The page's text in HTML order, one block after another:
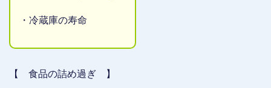
・冷蔵庫の寿命
【 食品の詰め過ぎ 】